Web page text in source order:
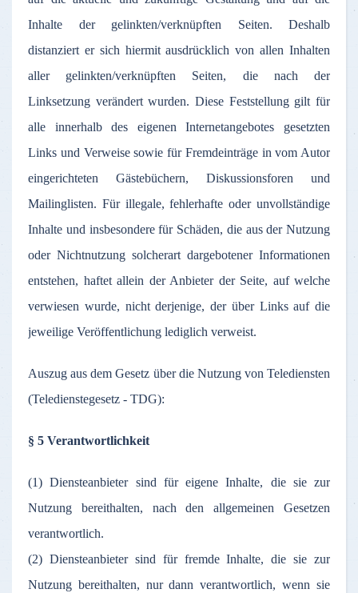
Inhalte
der gelinkten/verknüpften Seiten. Deshalb
distanziert er sich hiermit ausdrücklich vonallen Inhalten
aller
gelinkten/verknüpften Seiten, die nach
der
Linksetzung verändert wurden.Diese Feststellunggiltfür
alle
innerhalbdes eigenen Internetangebotes
gesetzten
Links und Verweise sowie für Fremdeinträgeinvom Autor
eingerichteten
Gästebüchern, Diskussionsforen und
Mailinglisten. Für illegale,fehlerhafte oder unvollständige
Inhalte und insbesondere für Schäden, die aus der Nutzung
oder Nichtnutzung solcherart dargebotener Informationen
entstehen, haftet allein der Anbieter der Seite, auf welche
verwiesen wurde, nicht derjenige, der überLinksaufdie
jeweilige Veröffentlichung lediglich verweist.
Auszug aus dem Gesetz über die Nutzung von Telediensten
(Teledienstegesetz - TDG):
§ 5 Verantwortlichkeit
(1) Diensteanbieter sind für eigene Inhalte, die sie zur
Nutzung bereithalten, nach den allgemeinen Gesetzen
verantwortlich.
(2) Diensteanbieter sind für fremde Inhalte, die sie zur
Nutzung bereithalten, nur dann verantwortlich, wenn sie